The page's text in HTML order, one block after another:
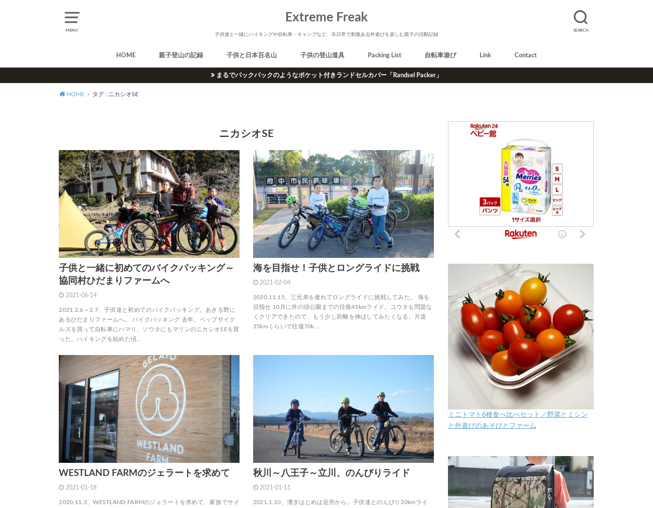
MENU SEARCH
Extreme Freak
子供達と一緒にハイキングや自転車・キャンプなど、非日常で刺激ある外遊びを楽しむ親子の活動記録
HOME 親子登山の記録 子供と日本百名山 子供の登山道具 Packing List 自転車遊び Link Contact
まるでバックパックのようなポケット付きランドセルカバー「Randsel Packer」
HOME タグ : ニカシオSE
ニカシオSE
子供と一緒に初めてのバイクパッキング～
協同村ひだまりファームへ
2021-06-14
2021.2.6～2.7、子供達と初めてのバイクパッキング。あきる野に
あるひだまりファームへ。 バイクパッキング 去年、ペップサイク
ルズを買って自転車にハマり、ソウタにもマリンのニカシオSEを買
った。ハイキングを始めた頃…
海を目指せ！子供とロングライドに挑戦
2021-02-04
2020.11.15、三兄弟を連れてロングライドに挑戦してみた。 海を
目指せ 10月に井の頭公園までの往復45kmライド。ユウタも問題な
くクリアできたので、もう少し距離を伸ばしてみたくなる。片道
35kmくらいで往復70k…
WESTLAND FARMのジェラートを求めて
2021-01-18
2020.11.3、WESTLAND FARMのジェラートを求めて、家族でサイ
秋川～八王子～立川、のんびりライド
2021-01-11
2021.1.10、漕ぎはじめは近所から。子供達とのんびり30kmライ
ミニトマト6種食べ比べセット／野菜とミシン
と外遊びのあそびとファーム